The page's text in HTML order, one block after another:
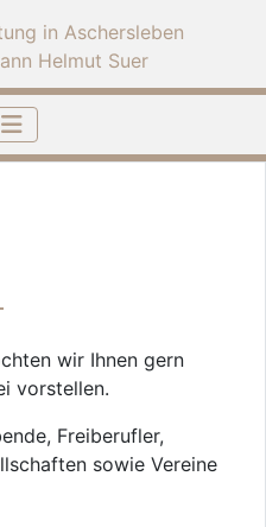
in Aschersleben
Helmut Suer
wir Ihnen gern
vorstellen.
Freiberufler,
sowie Vereine